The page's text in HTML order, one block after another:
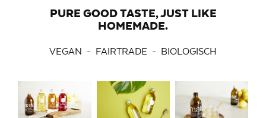
PURE GOOD TASTE, JUST LIKE
HOMEMADE.
VEGAN - FAIRTRADE - BIOLOGISCH